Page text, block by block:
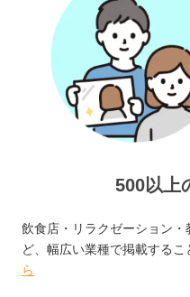
500以上
飲食店・リラクゼーション
ど、幅広い業種で掲載するこ
ら